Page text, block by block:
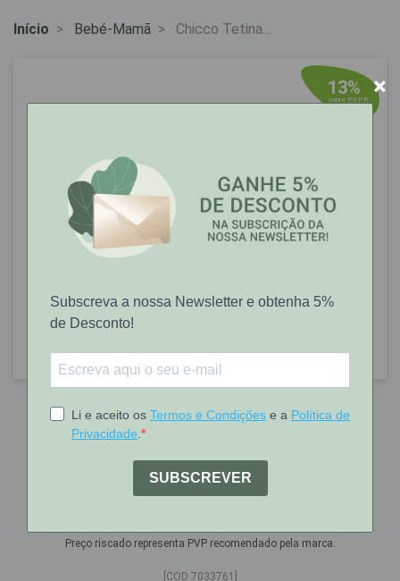
Início Bebé-Mamã
13%
sobre P.V.P.R
Chicco Tetina Stepup New1 0M+
Norx1
Preço riscado representa PVP recomendado pela marca.
[COD 7033761]
×